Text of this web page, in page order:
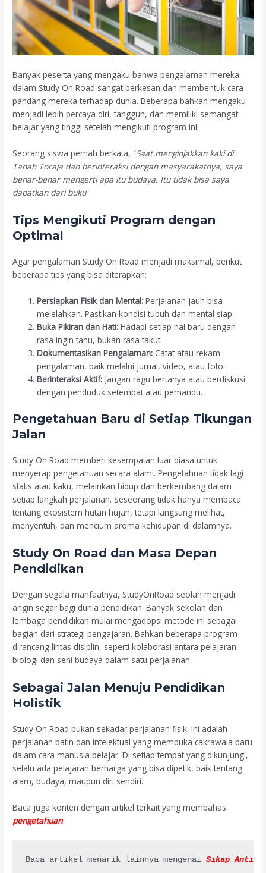
Banyak peserta yang mengaku bahwa pengalaman mereka
dalam Study On Road sangat berkesan dan membentuk cara
pandang mereka terhadap dunia. Beberapa bahkan mengaku
menjadi lebih percaya diri, tangguh, dan memiliki semangat
belajar yang tinggi setelah mengikuti program ini.
Seorang siswa pernah berkata, “Saat menginjakkan kaki di
Tanah Toraja dan berinteraksi dengan masyarakatnya, saya
benar-benar mengerti apa itu budaya. Itu tidak bisa saya
dapatkan dari buku”
Tips Mengikuti Program dengan
Optimal
Agar pengalaman Study On Road menjadi maksimal, berikut
beberapa tips yang bisa diterapkan:
Persiapkan Fisik dan Mental: Perjalanan jauh bisa
melelahkan. Pastikan kondisi tubuh dan mental siap.
Buka Pikiran dan Hati: Hadapi setiap hal baru dengan
rasa ingin tahu, bukan rasa takut.
Dokumentasikan Pengalaman: Catat atau rekam
pengalaman, baik melalui jurnal, video, atau foto.
Berinteraksi Aktif: Jangan ragu bertanya atau berdiskusi
dengan penduduk setempat atau pemandu.
Pengetahuan Baru di Setiap Tikungan
Jalan
Study On Road memberi kesempatan luar biasa untuk
menyerap pengetahuan secara alami. Pengetahuan tidak lagi
statis atau kaku, melainkan hidup dan berkembang dalam
setiap langkah perjalanan. Seseorang tidak hanya membaca
tentang ekosistem hutan hujan, tetapi langsung melihat,
menyentuh, dan mencium aroma kehidupan di dalamnya.
Study On Road dan Masa Depan
Pendidikan
Dengan segala manfaatnya, StudyOnRoad seolah menjadi
angin segar bagi dunia pendidikan. Banyak sekolah dan
lembaga pendidikan mulai mengadopsi metode ini sebagai
bagian dari strategi pengajaran. Bahkan beberapa program
dirancang lintas disiplin, seperti kolaborasi antara pelajaran
biologi dan seni budaya dalam satu perjalanan.
Sebagai Jalan Menuju Pendidikan
Holistik
Study On Road bukan sekadar perjalanan fisik. Ini adalah
perjalanan batin dan intelektual yang membuka cakrawala baru
dalam cara manusia belajar. Di setiap tempat yang dikunjungi,
selalu ada pelajaran berharga yang bisa dipetik, baik tentang
alam, budaya, maupun diri sendiri.
Baca juga konten dengan artikel terkait yang membahas
pengetahuan
Baca artikel menarik lainnya mengenai Sikap